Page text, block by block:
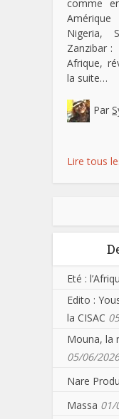
comme
Nigeria,
Zanzibar :
Afrique,
la suite…
Par
Lire tous
Eté :
Edito :
la CISAC
Mouna, la
05/06/2026
Nare
Massa 01/